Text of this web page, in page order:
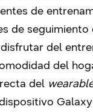
de
de seguimiento
del
del
del